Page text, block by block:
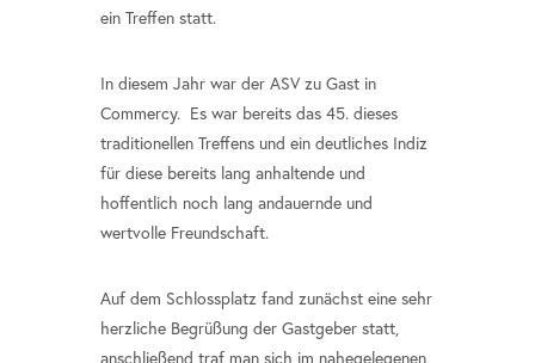
ein Treffen statt.
In diesem Jahr war der ASV zu Gast in
Commercy. Es war bereits das 45. dieses
traditionellen Treffens und ein deutliches Indiz
für diese bereits lang anhaltende und
hoffentlich noch lang andauernde und
wertvolle Freundschaft.
Auf dem Schlossplatz fand zunächst eine sehr
herzliche Begrüßung der Gastgeber statt,
anschließend traf man sich im nahegelegenen